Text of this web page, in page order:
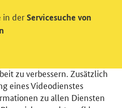
um Ihre Einwilligung für
unserer Webseite: Wir
zu verbessern. Zusätzlich
eines Videodienstes
zu allen Diensten
in der Servicesuche von